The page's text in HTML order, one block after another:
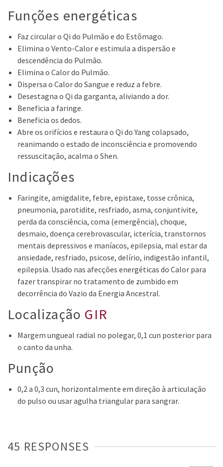
Funções energéticas
Faz circular o Qi do Pulmão e do Estômago.
Elimina o Vento-Calor e estimula a dispersão e
descendência do Pulmão.
Elimina o Calor do Pulmão.
Dispersa o Calor do Sangue e reduz a febre.
Desestagna o Qi da garganta, aliviando a dor.
Beneficia a faringe.
Beneficia os dedos.
Abre os orifícios e restaura o Qi do Yang colapsado,
reanimando o estado de inconsciência e promovendo
ressuscitação, acalma o Shen.
Indicações
Faringite, amigdalite, febre, epistaxe, tosse crônica,
pneumonia, parotidite, resfriado, asma, conjuntivite,
perda da consciência, coma (emergência), choque,
desmaio, doença cerebrovascular, icterícia, transtornos
mentais depressivos e maníacos, epilepsia, mal estar da
ansiedade, resfriado, psicose, delírio, indigestão infantil,
epilepsia. Usado nas afecções energéticas do Calor para
fazer transpirar no tratamento de zumbido em
decorrência do Vazio da Energia Ancestral.
Localização GIR
Margem ungueal radial no polegar, 0,1 cun posterior para
o canto da unha.
Punção
0,2 a 0,3 cun, horizontalmente em direção à articulação
do pulso ou usar agulha triangular para sangrar.
45 RESPONSES